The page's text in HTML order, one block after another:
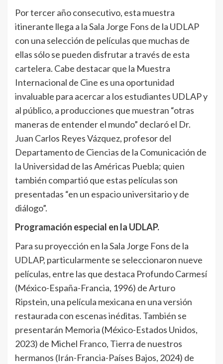
Por tercer año consecutivo, esta muestra
itinerante llega a la Sala Jorge Fons de la UDLAP
con una selección de películas que muchas de
ellas sólo se pueden disfrutar a través de esta
cartelera. Cabe destacar que la Muestra
Internacional de Cine es una oportunidad
invaluable para acercar a los estudiantes UDLAP y
al público, a producciones que muestran “otras
maneras de entender el mundo” declaró el Dr.
Juan Carlos Reyes Vázquez, profesor del
Departamento de Ciencias de la Comunicación de
la Universidad de las Américas Puebla; quien
también compartió que estas películas son
presentadas “en un espacio universitario y de
diálogo”.
Programación especial en la UDLAP.
Para su proyección en la Sala Jorge Fons de la
UDLAP, particularmente se seleccionaron nueve
películas, entre las que destaca Profundo Carmesí
(México-España-Francia, 1996) de Arturo
Ripstein, una película mexicana en una versión
restaurada con escenas inéditas. También se
presentarán Memoria (México-Estados Unidos,
2023) de Michel Franco, Tierra de nuestros
hermanos (Irán-Francia-Países Bajos, 2024) de